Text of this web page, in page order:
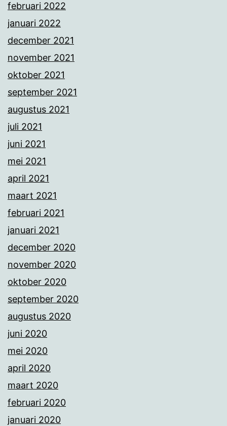
februari 2022
januari 2022
december 2021
november 2021
oktober 2021
september 2021
augustus 2021
juli 2021
juni 2021
mei 2021
april 2021
maart 2021
februari 2021
januari 2021
december 2020
november 2020
oktober 2020
september 2020
augustus 2020
juni 2020
mei 2020
april 2020
maart 2020
februari 2020
januari 2020